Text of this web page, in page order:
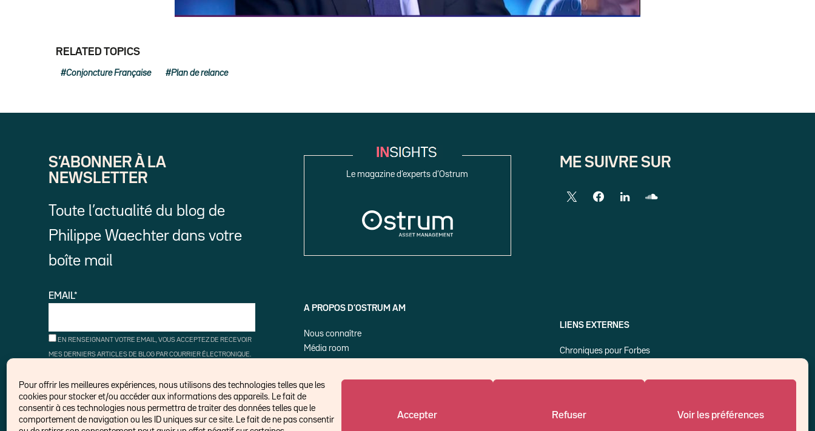
Pour offrir les meilleures expériences, nous utilisons des technologies telles que les
cookies pour stocker et/ou accéder aux informations des appareils. Le fait de
consentir à ces technologies nous permettra de traiter des données telles que le
comportement de navigation ou les ID uniques sur ce site. Le fait de ne pas consentir
Accepter Refuser Voir les préférences
RELATED TOPICS
Conjoncture Française Plan de relance
S’ABONNER À LA
NEWSLETTER
Toute l’actualité du blog de
Philippe Waechter dans votre
boîte mail
EMAIL*
EN RENSEIGNANT VOTRE EMAIL, VOUS ACCEPTEZ DE RECEVOIR
MES DERNIERS ARTICLES DE BLOG PAR COURRIER ÉLECTRONIQUE.
LIENS DE DÉSINSCRIPTION.
Le magazine d’experts d’Ostrum
A PROPOS D’OSTRUM AM
Nous connaître
Média room
ME SUIVRE SUR
LIENS EXTERNES
Chroniques pour Forbes
Think tank